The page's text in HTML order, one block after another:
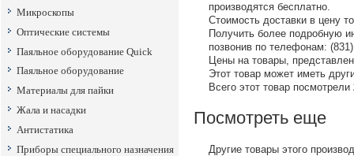
Микроскопы
Оптические системы
Паяльное оборудование Quick
Паяльное оборудование
Материалы для пайки
Жала и насадки
Антистатика
Приборы специального назначения
производятся бесплатно.
Стоимость доставки в цену
Получить более подробную
позвонив по телефонам:
Цены на товары,
Этот товар может иметь
Всего этот товар посмотрели
Посмотреть еще
Другие товары этого